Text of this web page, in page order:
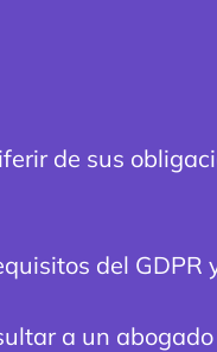
de sus
del GDPR
a un